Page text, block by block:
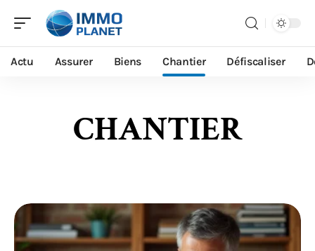
Actu Assurer Biens Chantier Défiscaliser
CHANTIER